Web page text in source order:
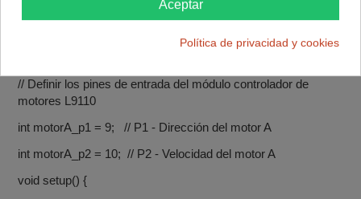
función loop(), se controla el motor A girando hacia adelante a
velocidad máxima durante 3 segundos, girando hacia atrás a
velocidad media durante 2 segundos, y luego deteniendo el
// Definir los pines de entrada del módulo controlador de
motores L9110
int motorA_p1 = 9; // P1 - Dirección del motor A
int motorA_p2 = 10; // P2 - Velocidad del motor A
void setup() {
Aceptar
Política de privacidad y cookies